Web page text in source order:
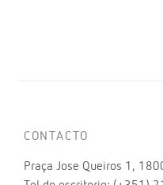
CONTACTO
Praça Jose Queiros 1,